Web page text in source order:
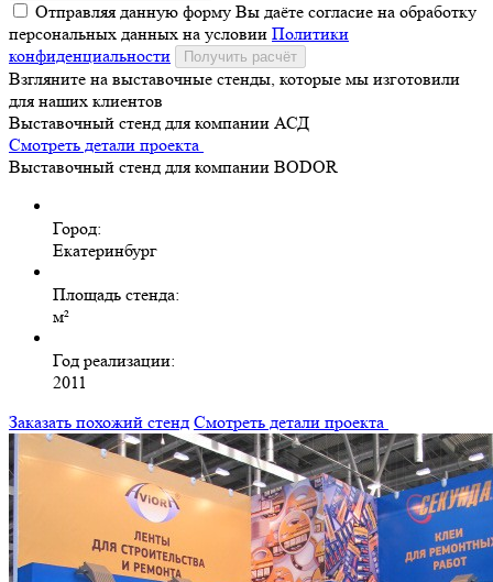
Отправляя данную форму Вы даёте согласие на обработку
персональных данных на условии Политики
конфиденциальности
Получить расчёт
Взгляните на выставочные стенды, которые мы изготовили
для наших клиентов
Выставочный стенд для компании АСД
Смотреть детали проекта
Выставочный стенд для компании BODOR
Город:
Екатеринбург
Площадь стенда:
м²
Год реализации:
2011
Заказать похожий стенд Смотреть детали проекта